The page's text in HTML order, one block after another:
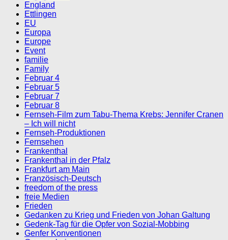
England
Ettlingen
EU
Europa
Europe
Event
familie
Family
Februar 4
Februar 5
Februar 7
Februar 8
Fernseh-Film zum Tabu-Thema Krebs: Jennifer Cranen
– Ich will nicht
Fernseh-Produktionen
Fernsehen
Frankenthal
Frankenthal in der Pfalz
Frankfurt am Main
Französisch-Deutsch
freedom of the press
freie Medien
Frieden
Gedanken zu Krieg und Frieden von Johan Galtung
Gedenk-Tag für die Opfer von Sozial-Mobbing
Genfer Konventionen